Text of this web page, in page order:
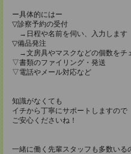
ー具体的にはー
▽診察予約の受付
→日程や名前を伺い、入力します
▽備品発注
→文房具やマスクなどの個数をチ
▽書類のファイリング・発送
▽電話やメール対応など
知識がなくても
イチから丁寧にサポートしますので
ご安心くださいね！
一緒に働く先輩スタッフも多数いる